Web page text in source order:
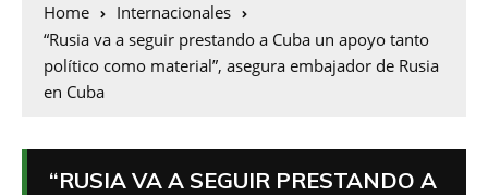
Home
Internacionales
“Rusia va a seguir prestando a Cuba un apoyo tanto
político como material”, asegura embajador de Rusia
en Cuba
“RUSIA VA A SEGUIR PRESTANDO A